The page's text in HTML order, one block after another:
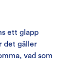
ett glapp
det gäller
vad som